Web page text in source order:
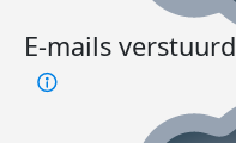
E-mails verstuurd